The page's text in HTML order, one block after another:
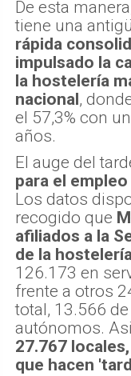
De esta
tiene una
rápida
impulsado la
la hostelería
nacional,
el 57,3% con
años.
El auge del
para el
Los datos
recogido que
afiliados a la
de la
126.173 en
frente a otros
total, 13.566
autónomos.
27.767
que hacen